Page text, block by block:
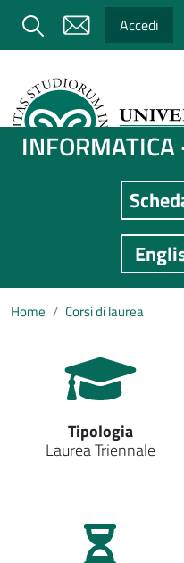
Salta al contenuto principale
Cerca Accedi
INFORMATICA
Home Corsi di laurea
Tipologia
Laurea Triennale